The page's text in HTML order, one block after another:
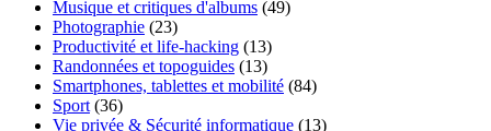
Musique et critiques d'albums (49)
Photographie (23)
Productivité et life-hacking (13)
Randonnées et topoguides (13)
Smartphones, tablettes et mobilité (84)
Sport (36)
Vie privée & Sécurité informatique (13)